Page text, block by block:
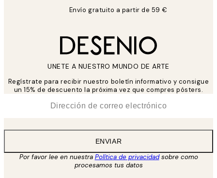
Envío gratuito a partir de 59 €
UNETE A NUESTRO MUNDO DE ARTE
Regístrate para recibir nuestro boletín informativo y consigue
un 15% de descuento la próxima vez que compres pósters.
ENVIAR
Por favor lee en nuestra Política de privacidadsobre como
procesamos tus datos